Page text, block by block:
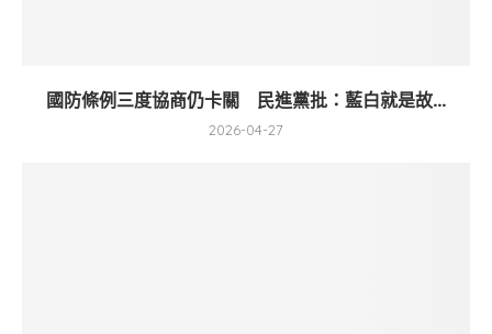
國防條例三度協商仍卡關 民進黨批：藍白就是故...
2026-04-27